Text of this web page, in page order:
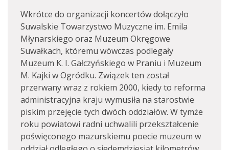
Wkrótce do organizacji koncertów dołączyło
Suwalskie Towarzystwo Muzyczne im. Emila
Młynarskiego oraz Muzeum Okręgowe
Suwałkach, któremu wówczas podlegały
Muzeum K. I. Gałczyńskiego w Praniu i Muzeum
M. Kajki w Ogródku. Związek ten został
przerwany wraz z rokiem 2000, kiedy to reforma
administracyjna kraju wymusiła na starostwie
piskim przejęcie tych dwóch oddziałów. W tymże
roku powiatowi radni uchwalili przekształcenie
poświęconego mazurskiemu poecie muzeum w